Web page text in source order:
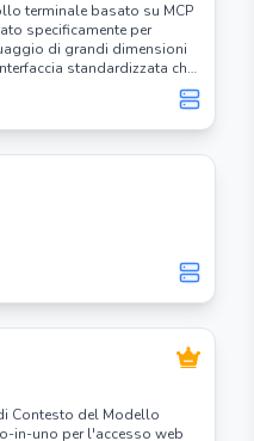
terminale basato su MCP
specificamente per
di grandi dimensioni
standardizzata che
terminali e ottenere risultati
Contesto del Modello
in-uno per l'accesso web